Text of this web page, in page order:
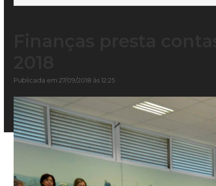
Publicada em 27/09/2018 às 12:25